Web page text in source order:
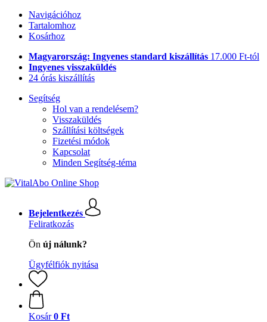
Navigációhoz
Tartalomhoz
Kosárhoz
Magyarország: Ingyenes standard kiszállítás 17.000 Ft-tól
Ingyenes visszaküldés
24 órás kiszállítás
Segítség
Hol van a rendelésem?
Visszaküldés
Szállítási költségek
Fizetési módok
Kapcsolat
Minden Segítség-téma
Bejelentkezés
Feliratkozás
Ön új nálunk?
Ügyfélfiók nyitása
Kosár 0 Ft